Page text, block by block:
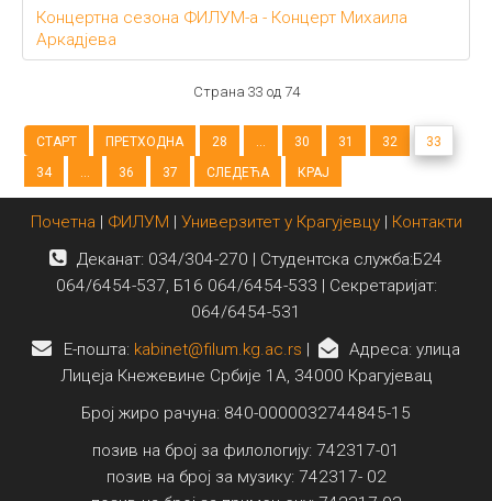
Концертна сезона ФИЛУМ-а - Концерт Михаила
Аркадјева
Страна 33 од 74
СТАРТ ПРЕТХОДНА 28 30 31 32
33
34
36 37 СЛЕДЕЋА КРАЈ
Почетна | ФИЛУМ | Универзитет у Крагујевцу| Контакти
Деканат: 034/304-270 | Студентска служба:Б24
064/6454-537, Б16 064/6454-533 | Секретаријат:
064/6454-531
E-пошта: kabinet@filum.kg.ac.rs |
Адреса: улица
Лицеја Кнежевине Србије 1А, 34000 Крагујевац
Број жиро рачуна: 840-0000032744845-15
позив на број за филологију: 742317-01
позив на број за музику: 742317- 02